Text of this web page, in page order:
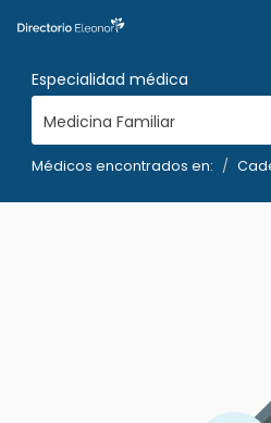
Especialidad médica
Medicina Familiar
Médicos encontrados en: